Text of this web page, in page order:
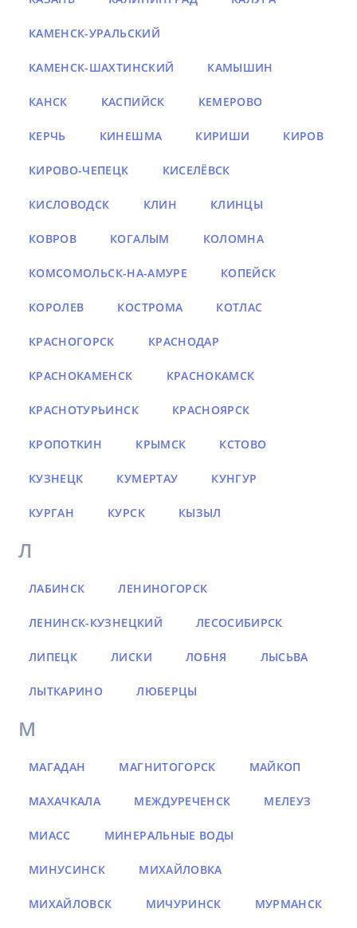
КАМЕНСК-УРАЛЬСКИЙ
КАМЕНСК-ШАХТИНСКИЙ КАМЫШИН
КАНСК КАСПИЙСК КЕМЕРОВО
КЕРЧЬ КИНЕШМА КИРИШИ КИРОВ
КИРОВО-ЧЕПЕЦК КИСЕЛЁВСК
КИСЛОВОДСК КЛИН КЛИНЦЫ
КОВРОВ КОГАЛЫМ КОЛОМНА
КОМСОМОЛЬСК-НА-АМУРЕ КОПЕЙСК
КОРОЛЕВ КОСТРОМА КОТЛАС
КРАСНОГОРСК КРАСНОДАР
КРАСНОКАМЕНСК КРАСНОКАМСК
КРАСНОТУРЬИНСК КРАСНОЯРСК
КРОПОТКИН КРЫМСК КСТОВО
КУЗНЕЦК КУМЕРТАУ КУНГУР
КУРГАН КУРСК КЫЗЫЛ
Л
ЛАБИНСК ЛЕНИНОГОРСК
ЛЕНИНСК-КУЗНЕЦКИЙ ЛЕСОСИБИРСК
ЛИПЕЦК ЛИСКИ ЛОБНЯ ЛЫСЬВА
ЛЫТКАРИНО ЛЮБЕРЦЫ
М
МАГАДАН МАГНИТОГОРСК МАЙКОП
МАХАЧКАЛА МЕЖДУРЕЧЕНСК МЕЛЕУЗ
МИАСС МИНЕРАЛЬНЫЕ ВОДЫ
МИНУСИНСК МИХАЙЛОВКА
МИХАЙЛОВСК МИЧУРИНСК МУРМАНСК